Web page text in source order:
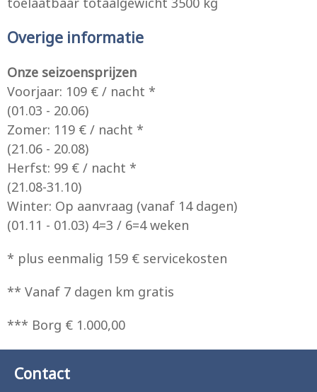
toelaatbaar totaalgewicht 3500 kg
Overige informatie
Onze seizoensprijzen
Voorjaar: 109 € / nacht *
(01.03 - 20.06)
Zomer: 119 € / nacht *
(21.06 - 20.08)
Herfst: 99 € / nacht *
(21.08-31.10)
Winter: Op aanvraag (vanaf 14 dagen)
(01.11 - 01.03) 4=3 / 6=4 weken
* plus eenmalig 159 € servicekosten
** Vanaf 7 dagen km gratis
*** Borg € 1.000,00
Contact